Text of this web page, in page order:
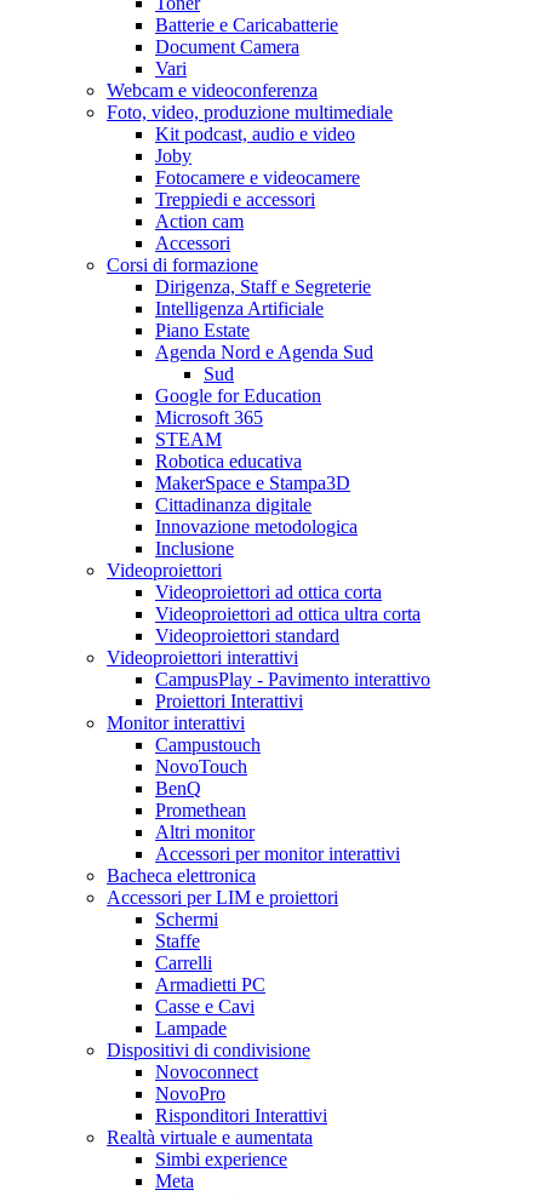
Batterie e Caricabatterie
Document Camera
Vari
Webcam e videoconferenza
Foto, video, produzione multimediale
Kit podcast, audio e video
Joby
Fotocamere e videocamere
Treppiedi e accessori
Action cam
Accessori
Corsi di formazione
Dirigenza, Staff e Segreterie
Intelligenza Artificiale
Piano Estate
Agenda Nord e Agenda Sud
Sud
Google for Education
Microsoft 365
STEAM
Robotica educativa
MakerSpace e Stampa3D
Cittadinanza digitale
Innovazione metodologica
Inclusione
Videoproiettori
Videoproiettori ad ottica corta
Videoproiettori ad ottica ultra corta
Videoproiettori standard
Videoproiettori interattivi
CampusPlay - Pavimento interattivo
Proiettori Interattivi
Monitor interattivi
Campustouch
NovoTouch
BenQ
Promethean
Altri monitor
Accessori per monitor interattivi
Bacheca elettronica
Accessori per LIM e proiettori
Schermi
Staffe
Carrelli
Armadietti PC
Casse e Cavi
Lampade
Dispositivi di condivisione
Novoconnect
NovoPro
Risponditori Interattivi
Realtà virtuale e aumentata
Simbi experience
Meta